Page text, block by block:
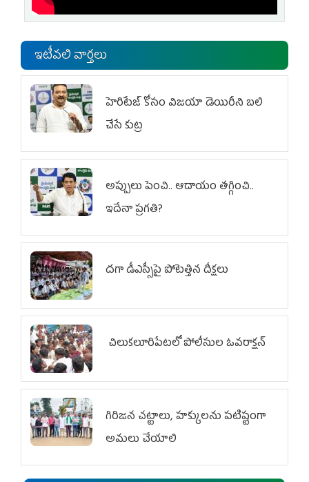
ఇటీవలి వార్తలు
హెరిటేజ్ కోసం విజయా డెయిరీని బలి
చేసే కుట్ర‌
అప్పులు పెంచి.. ఆదాయం తగ్గించి..
ఇదేనా ప్రగతి?
దగా డీఎస్సీపై పోటెత్తిన దీక్షలు
చిలుక‌లూరిపేట‌లో పోలీసుల ఓవ‌రాక్ష‌న్‌
గిరిజన చట్టాలు, హక్కులను పటిష్టంగా
అమలు చేయాలి